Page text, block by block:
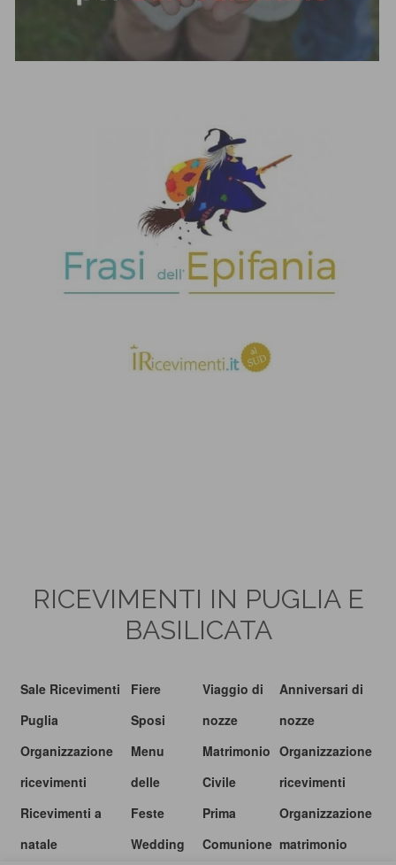
RICEVIMENTI IN PUGLIA E
BASILICATA
Sale Ricevimenti
Puglia
Organizzazione
ricevimenti
Ricevimenti a
natale
Fiere
Sposi
Menu
delle
Feste
Wedding
Viaggio di
nozze
Matrimonio
Civile
Prima
Comunione
Anniversari di
nozze
Organizzazione
ricevimenti
Organizzazione
matrimonio